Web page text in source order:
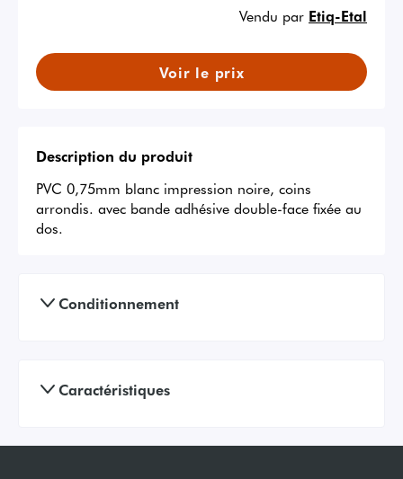
Vendu par Etiq-Etal
Voir le prix
Description du produit
PVC 0,75mm blanc impression noire, coins
arrondis. avec bande adhésive double-face fixée au
dos.
Conditionnement
Caractéristiques